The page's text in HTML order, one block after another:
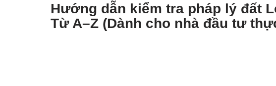
Hướng dẫn kiểm tra pháp lý đất
Từ A–Z (Dành cho nhà đầu tư